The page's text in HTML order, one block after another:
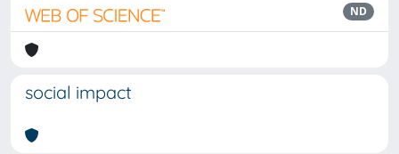
ND
social impact